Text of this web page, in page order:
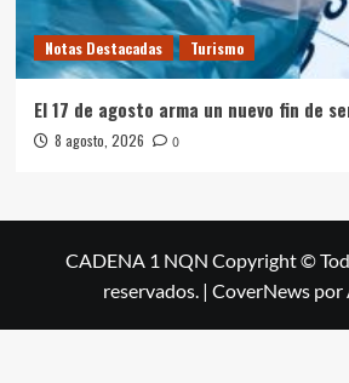
Notas Destacadas Turismo
El 17 de agosto arma un nuevo fin de
8 agosto, 2026 0
CADENA 1 NQN Copyright ©
reservados. | CoverNews por